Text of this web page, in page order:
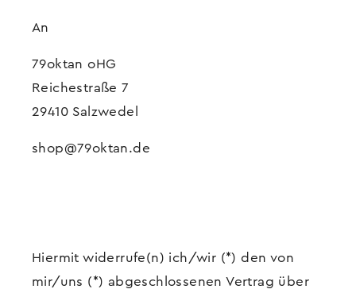
An
79oktan oHG
Reichestraße 7
29410 Salzwedel
shop@79oktan.de
Hiermit widerrufe(n) ich/wir (*) den von
mir/uns (*) abgeschlossenen Vertrag über